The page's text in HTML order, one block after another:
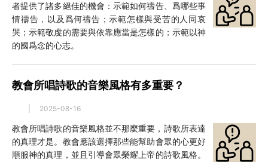
者提供了諸多絕佳的機會：示範如何禱告、爲哪些事
情禱告，以及爲何禱告；示範怎樣與受苦的人同哀
哭；示範敬虔的需要與依靠應當是怎樣的；示範以神
的國爲念的心志。
教會所唱詩歌的音樂風格有多重要？
2025-08-16
教會所唱詩歌的音樂風格並不那麼重要，詩歌所表達
的真理才是。教會應該選擇那些能幫助會眾的心更好
順服神的真理，並且引導會眾榮耀上帝的詩歌風格。